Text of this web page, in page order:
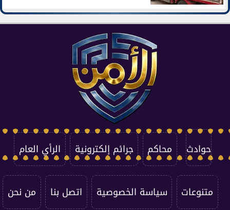
حوادث محاكم جرائم إلكترونية الرأي العام
متنوعات سياسة الخصوصية اتصل بنا من نحن